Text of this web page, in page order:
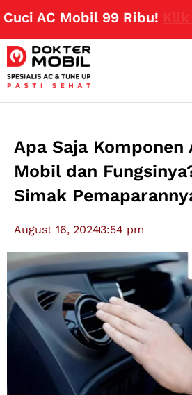
AC Mobil 99 Ribu!Klik
Apa Saja Komponen
Mobil dan
Simak
August 16, 20243:54 pm